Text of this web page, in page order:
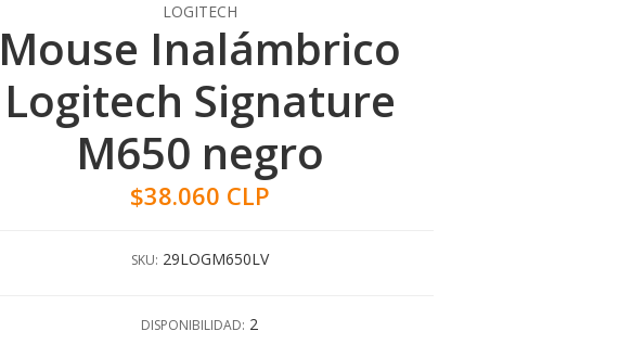
LOGITECH
Mouse Inalámbrico
Logitech Signature
M650 negro
$38.060 CLP
SKU: 29LOGM650LV
DISPONIBILIDAD: 2